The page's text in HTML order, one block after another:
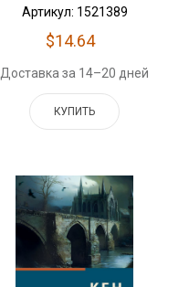
Артикул: 1521389
$14.64
Доставка за 14–20 дней
КУПИТЬ